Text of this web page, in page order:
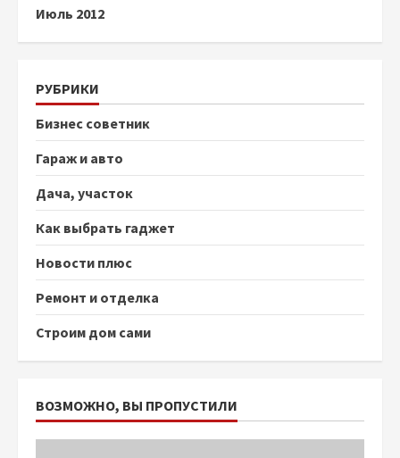
Июль 2012
РУБРИКИ
Бизнес советник
Гараж и авто
Дача, участок
Как выбрать гаджет
Новости плюс
Ремонт и отделка
Строим дом сами
ВОЗМОЖНО, ВЫ ПРОПУСТИЛИ